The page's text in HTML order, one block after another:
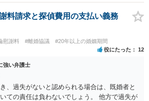
す。 内容証明又は弁護士に委任することを検
、慰謝料請求に限定した方がよいでしょう。
「退去するのであれば慰謝料は要らない」と
、法律上、あなたに建物からの退去を求める
不自然になってしまいます。
料請求と探偵費用の支払い義務
慰謝料 #離婚協議 #20年以上の婚姻期間
役にたった 12
強い弁護士
、過失がないと認められる場合は、既婚者と
ての責任は負わないでしょう。 他方で過失が